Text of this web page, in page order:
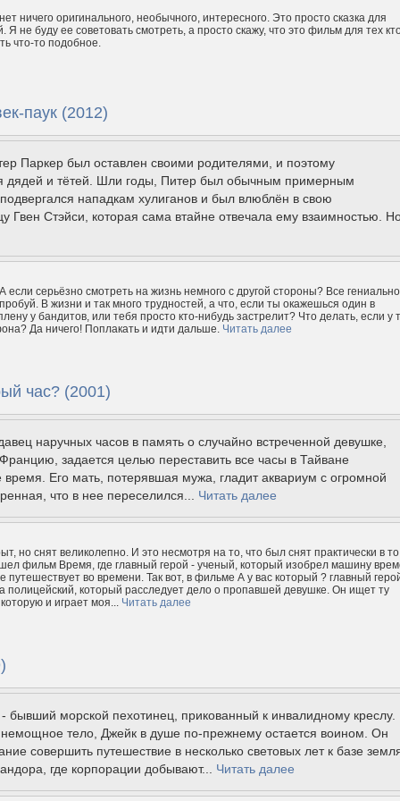
ничего оригинального, необычного, интересного. Это просто сказка для
Я не буду ее советовать смотреть, а просто скажу, что это фильм для тех
что-то подобное.
паук (2012)
Паркер был оставлен своими родителями, и поэтому
дядей и тётей. Шли годы, Питер был обычным примерным
нападкам хулиганов и был влюблён в свою
Гвен Стэйси, которая сама втайне отвечала ему взаимностью.
если серьёзно смотреть на жизнь немного с другой стороны? Все
В жизни и так много трудностей, а что, если ты окажешься один в
у бандитов, или тебя просто кто-нибудь застрелит? Что делать, если у
Да ничего! Поплакать и идти дальше. Читать далее
час? (2001)
наручных часов в память о случайно встреченной девушке,
задается целью переставить все часы в Тайване
время. Его мать, потерявшая мужа, гладит аквариум с огромной
что в нее переселился... Читать далее
но снят великолепно. И это несмотря на то, что был снят практически в
фильм Время, где главный герой - ученый, который изобрел машину
во времени. Так вот, в фильме А у вас который ? главный
полицейский, который расследует дело о пропавшей девушке. Он ищет ту
и играет моя... Читать далее
бывший морской пехотинец, прикованный к инвалидному креслу.
тело, Джейк в душе по-прежнему остается воином. Он
совершить путешествие в несколько световых лет к базе
где корпорации добывают... Читать далее